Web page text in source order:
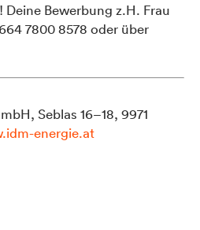
Bewerbung z.H. Frau
7800 8578 oder über
Seblas 16–18, 9971
energie.at